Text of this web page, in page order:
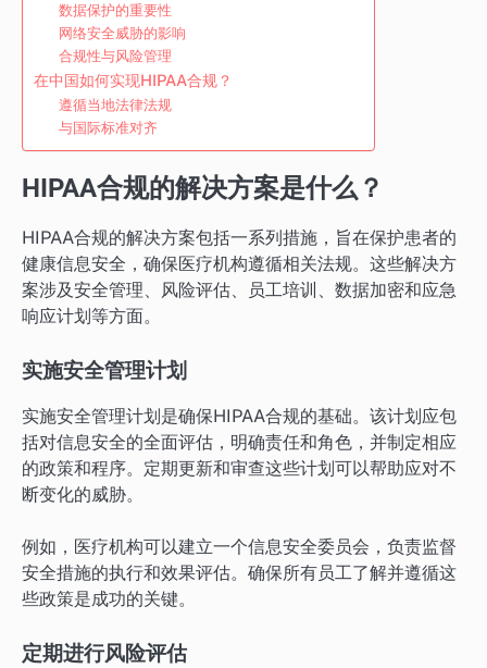
数据保护的重要性
网络安全威胁的影响
合规性与风险管理
在中国如何实现HIPAA合规？
遵循当地法律法规
与国际标准对齐
HIPAA合规的解决方案是什么？
HIPAA合规的解决方案包括一系列措施，旨在保护患者的
健康信息安全，确保医疗机构遵循相关法规。这些解决方
案涉及安全管理、风险评估、员工培训、数据加密和应急
响应计划等方面。
实施安全管理计划
实施安全管理计划是确保HIPAA合规的基础。该计划应包
括对信息安全的全面评估，明确责任和角色，并制定相应
的政策和程序。定期更新和审查这些计划可以帮助应对不
断变化的威胁。
例如，医疗机构可以建立一个信息安全委员会，负责监督
安全措施的执行和效果评估。确保所有员工了解并遵循这
些政策是成功的关键。
定期进行风险评估